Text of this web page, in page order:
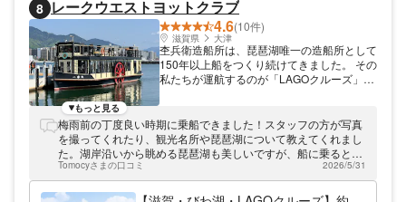
自動車道「洲本IC」から車で約15分、洲本
バスセンターから路線バスで約30分です。
淡路ファームパーク イングランドの丘の割
引チケットはスマホでの事前購入となるの
で、入り口でスマホを見せるだけとスムーズ
に入場できます。淡路ファームパーク イン
8 レークウエストヨットクラブ
4.6(10件)
滋賀県 大津
杢兵衛造船所は、琵琶湖唯一の造船所として
150年以上船をつくり続けてきました。 その
私たちが運航するのが「LAGOクルーズ」で
きます。 風を感じながら過ごす時間は、た
だの移動ではなく、びわ湖を味わうひとと
き。 私たちは、船を「人と湖、地域をつな
ぐ存在」だと考えています。 だからこそ、
船に乗ること自体が価値になる体験をお届け
したい。 びわ湖の新しい楽しみ方として、
もっと見る
梅雨前の丁度良い時期に乗船できました！スタッフの方が写真
を撮ってくれたり、観光名所や琵琶湖について教えてくれまし
た。湖岸沿いから眺める琵琶湖も美しいですが、船に乗ると風
を感じられてとても良い眺めが見れておすすめです。
Tomocyさまの口コミ 2026/5/31